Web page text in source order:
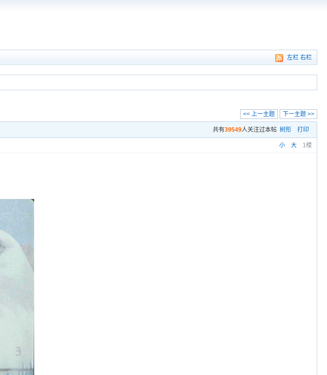
左栏 右栏
下一主题 >>
<< 上一主题
共有39549人关注过本帖 树形 打印
小 大 1楼